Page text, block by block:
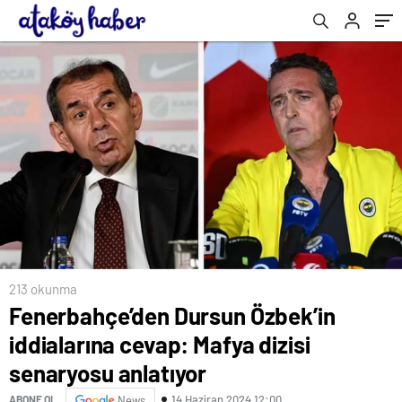
213 okunma
Fenerbahçe’den Dursun Özbek’in
iddialarına cevap: Mafya dizisi
senaryosu anlatıyor
ABONE OL 14 Haziran 2024 12:00